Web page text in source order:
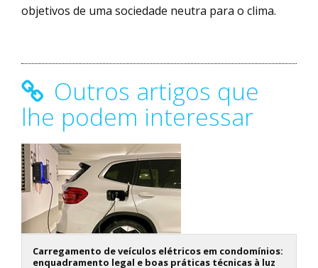
objetivos de uma sociedade neutra para o clima.
Outros artigos que
lhe podem interessar
Carregamento de veículos elétricos em condomínios:
enquadramento legal e boas práticas técnicas à luz